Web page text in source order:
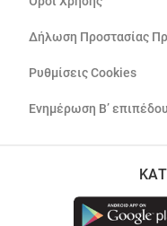
Δήλωση Προστασίας
Ρυθμίσεις Cookies
Ενημέρωση Β’ επιπέδου